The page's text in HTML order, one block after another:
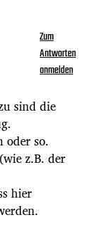
sind die
oder so.
z.B. der
hier
Zum
Antworten
anmelden